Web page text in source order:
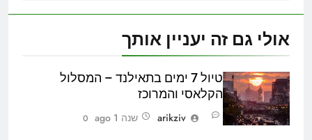
אולי גם זה יעניין אותך
טיול 7 ימים בתאילנד – המסלול
הקלאסי והמרוכז
arikziv
שנה 1 ago 0